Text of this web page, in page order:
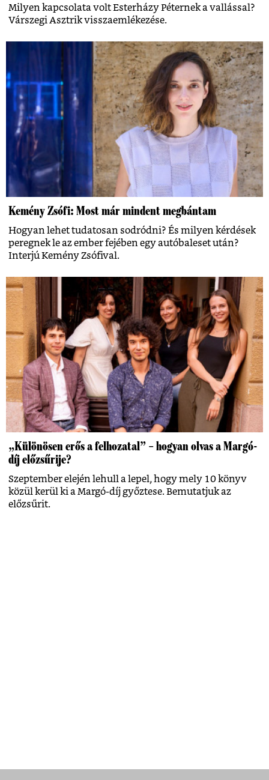
Milyen kapcsolata volt Esterházy Péternek a vallással?
Várszegi Asztrik visszaemlékezése.
Kemény Zsófi: Most már mindent megbántam
Hogyan lehet tudatosan sodródni? És milyen kérdések
peregnek le az ember fejében egy autóbaleset után?
Interjú Kemény Zsófival.
„Különösen erős a felhozatal” – hogyan olvas a Margó-
díj előzsűrije?
Szeptember elején lehull a lepel, hogy mely 10 könyv
közül kerül ki a Margó-díj győztese. Bemutatjuk az
előzsűrit.